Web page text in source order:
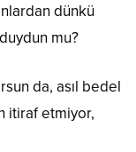
dünkü
mu?
da, asıl bedel
itiraf etmiyor,